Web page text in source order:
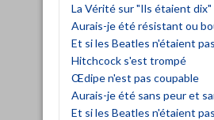
La Vérité sur "Ils étaient dix"
Aurais-je été résistant ou
Et si les Beatles n'étaient
Hitchcock s'est trompé
Œdipe n'est pas coupable
Aurais-je été sans peur et
Et si les Beatles n'étaient